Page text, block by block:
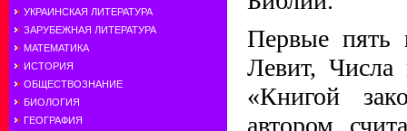
УКРАИНСКАЯ ЛИТЕРАТУРА
ЗАРУБЕЖНАЯ ЛИТЕРАТУРА
МАТЕМАТИКА
ИСТОРИЯ
ОБЩЕСТВОЗНАНИЕ
БИОЛОГИЯ
ГЕОГРАФИЯ
Первые пять
Левит, Числа
«Книгой